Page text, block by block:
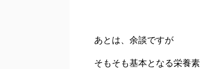
あとは、余談ですが
そもそも基本となる栄養